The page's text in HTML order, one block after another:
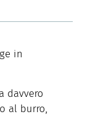
in
davvero
al burro,